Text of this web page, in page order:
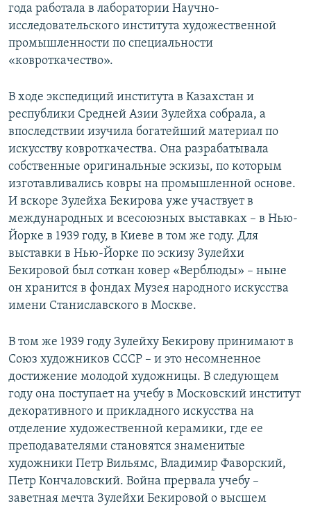
года работала в лаборатории Научно-
исследовательского института художественной
промышленности по специальности
«ковроткачество».
В ходе экспедиций института в Казахстан и
республики Средней Азии Зулейха собрала, а
впоследствии изучила богатейший материал по
искусству ковроткачества. Она разрабатывала
собственные оригинальные эскизы, по которым
изготавливались ковры на промышленной основе.
И вскоре Зулейха Бекирова уже участвует в
международных и всесоюзных выставках – в Нью-
Йорке в 1939 году, в Киеве в том же году. Для
выставки в Нью-Йорке по эскизу Зулейхи
Бекировой был соткан ковер «Верблюды» – ныне
он хранится в фондах Музея народного искусства
имени Станиславского в Москве.
В том же 1939 году Зулейху Бекирову принимают в
Союз художников СССР – и это несомненное
достижение молодой художницы. В следующем
году она поступает на учебу в Московский институт
декоративного и прикладного искусства на
отделение художественной керамики, где ее
преподавателями становятся знаменитые
художники Петр Вильямс, Владимир Фаворский,
Петр Кончаловский. Война прервала учебу –
заветная мечта Зулейхи Бекировой о высшем